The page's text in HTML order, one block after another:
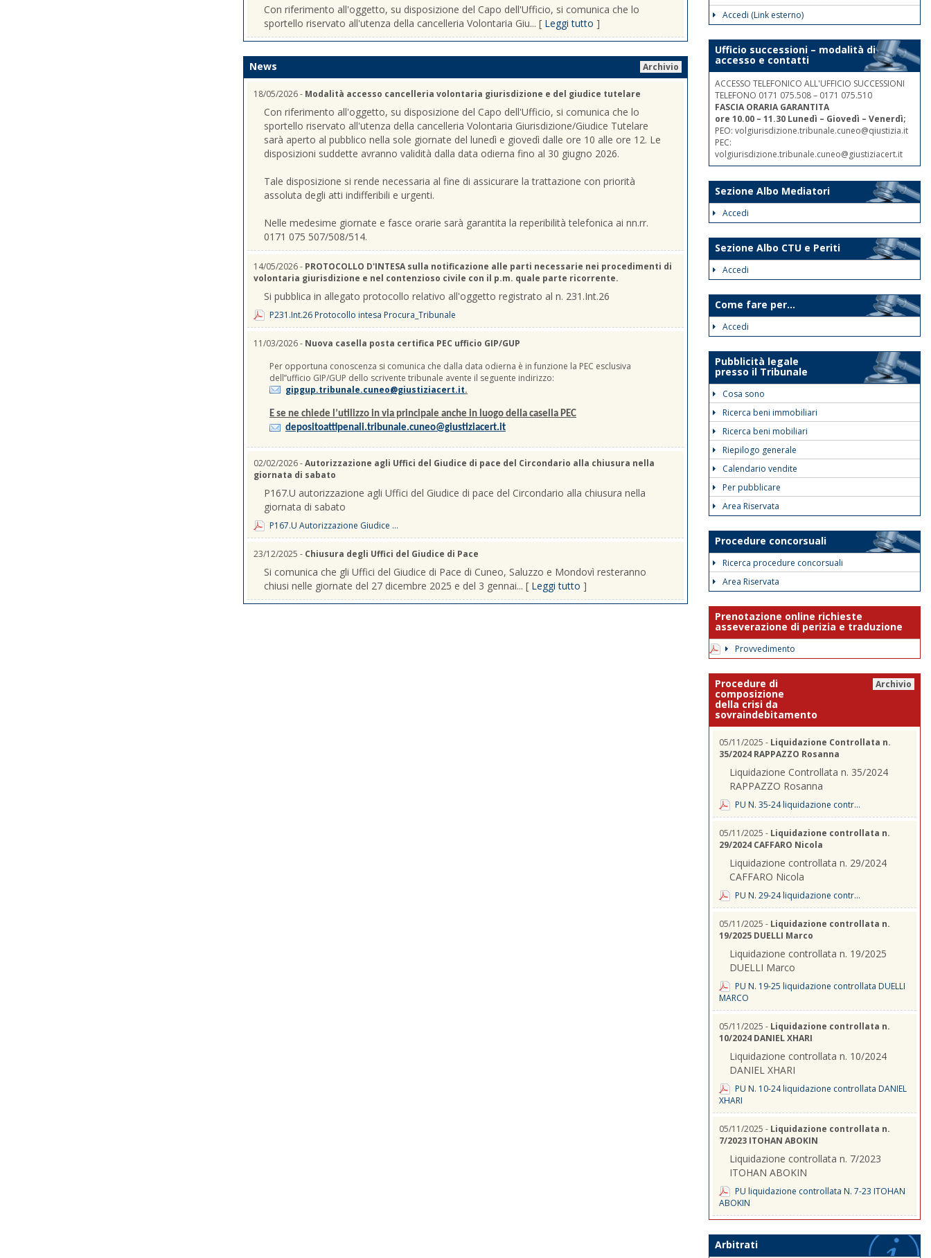
Con riferimento all'oggetto, su disposizione del Capo dell'Ufficio, si comunica che lo
sportello riservato all'utenza della cancelleria Volontaria Giu... [ Leggi tutto ]
News Archivio
18/05/2026 - Modalità accesso cancelleria volontaria giurisdizione e del giudice tutelare
Con riferimento all'oggetto, su disposizione del Capo dell'Ufficio, si comunica che lo
sportello riservato all'utenza della cancelleria Volontaria Giurisdizione/Giudice Tutelare
sarà aperto al pubblico nella sole giornate del lunedì e giovedì dalle ore 10 alle ore 12. Le
disposizioni suddette avranno validità dalla data odierna fino al 30 giugno 2026.
Tale disposizione si rende necessaria al fine di assicurare la trattazione con priorità
assoluta degli atti indifferibili e urgenti.
Nelle medesime giornate e fasce orarie sarà garantita la reperibilità telefonica ai nn.rr.
0171 075 507/508/514.
14/05/2026 - PROTOCOLLO D'INTESA sulla notificazione alle parti necessarie nei procedimenti di
volontaria giurisdizione e nel contenzioso civile con il p.m. quale parte ricorrente.
Si pubblica in allegato protocollo relativo all'oggetto registrato al n. 231.Int.26
P231.Int.26 Protocollo intesa Procura_Tribunale
11/03/2026 - Nuova casella posta certifica PEC ufficio GIP/GUP
Per opportuna conoscenza si comunica che dalla data odierna è in funzione la PEC esclusiva
dell’’ufficio GIP/GUP dello scrivente tribunale avente il seguente indirizzo:
gipgup.tribunale.cuneo@giustiziacert.it.
E se ne chiede l’utilizzo in via principale anche in luogo della casella PEC
depositoattipenali.tribunale.cuneo@giustiziacert.it
02/02/2026 -Autorizzazione agli Uffici del Giudice di pace del Circondario alla chiusura nella
giornata di sabato
P167.U autorizzazione agli Uffici del Giudice di pace del Circondario alla chiusura nella
giornata di sabato
P167.U Autorizzazione Giudice ...
23/12/2025 - Chiusura degli Uffici del Giudice di Pace
Si comunica che gli Uffici del Giudice di Pace di Cuneo, Saluzzo e Mondovì resteranno
chiusi nelle giornate del 27 dicembre 2025 e del 3 gennai... [ Leggi tutto ]
Accedi (Link esterno)
Ufficio successioni – modalità di
accesso e contatti
ACCESSO TELEFONICO ALL'UFFICIO SUCCESSIONI
TELEFONO 0171 075.508 – 0171 075.510
FASCIA ORARIA GARANTITA
ore 10.00 – 11.30 Lunedì – Giovedì – Venerdì;
PEO: volgiurisdizione.tribunale.cuneo@qiustizia.it
PEC:
volgiurisdizione.tribunale.cuneo@giustiziacert.it
Sezione Albo Mediatori
Accedi
Sezione Albo CTU e Periti
Accedi
Come fare per...
Accedi
Pubblicità legale
presso il Tribunale
Cosa sono
Ricerca beni immobiliari
Ricerca beni mobiliari
Riepilogo generale
Calendario vendite
Per pubblicare
Area Riservata
Procedure concorsuali
Ricerca procedure concorsuali
Area Riservata
Prenotazione online richieste
asseverazione di perizia e traduzione
Provvedimento
Procedure di
composizione
della crisi da
sovraindebitamento
Archivio
05/11/2025 - Liquidazione Controllata n.
35/2024 RAPPAZZO Rosanna
Liquidazione Controllata n. 35/2024
RAPPAZZO Rosanna
PU N. 35-24 liquidazione contr...
05/11/2025 - Liquidazione controllata n.
29/2024 CAFFARO Nicola
Liquidazione controllata n. 29/2024
CAFFARO Nicola
PU N. 29-24 liquidazione contr...
05/11/2025 - Liquidazione controllata n.
19/2025 DUELLI Marco
Liquidazione controllata n. 19/2025
DUELLI Marco
PU N. 19-25 liquidazione controllata DUELLI
MARCO
05/11/2025 - Liquidazione controllata n.
10/2024 DANIEL XHARI
Liquidazione controllata n. 10/2024
DANIEL XHARI
PU N. 10-24 liquidazione controllata DANIEL
XHARI
05/11/2025 - Liquidazione controllata n.
7/2023 ITOHAN ABOKIN
Liquidazione controllata n. 7/2023
ITOHAN ABOKIN
PU liquidazione controllata N. 7-23 ITOHAN
ABOKIN
Arbitrati